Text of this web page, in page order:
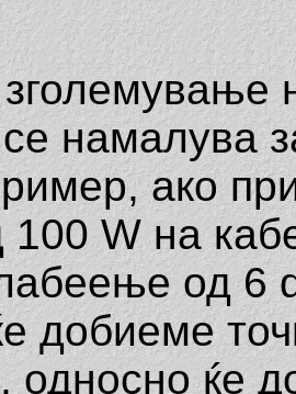
намалува
ако
100 W на
од 6
добиеме
односно ќе